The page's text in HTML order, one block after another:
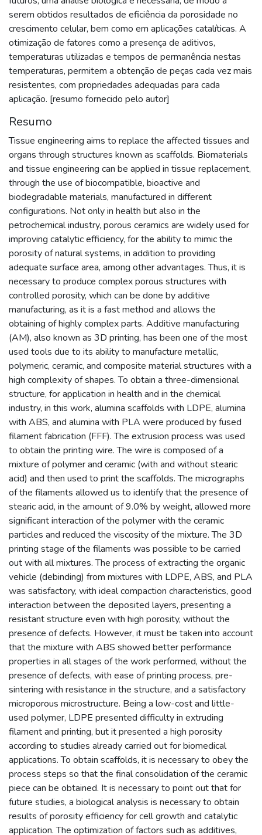
serem obtidos resultados de eficiência da porosidade no
crescimento celular, bem como em aplicações catalíticas. A
otimização de fatores como a presença de aditivos,
temperaturas utilizadas e tempos de permanência nestas
temperaturas, permitem a obtenção de peças cada vez mais
resistentes, com propriedades adequadas para cada
aplicação. [resumo fornecido pelo autor]
Resumo
Tissue engineering aims to replace the affected tissues and
organs through structures known as scaffolds. Biomaterials
and tissue engineering can be applied in tissue replacement,
through the use of biocompatible, bioactive and
biodegradable materials, manufactured in different
configurations. Not only in health but also in the
petrochemical industry, porous ceramics are widely used for
improving catalytic efficiency, for the ability to mimic the
porosity of natural systems, in addition to providing
adequate surface area, among other advantages. Thus, it is
necessary to produce complex porous structures with
controlled porosity, which can be done by additive
manufacturing, as it is a fast method and allows the
obtaining of highly complex parts. Additive manufacturing
(AM), also known as 3D printing, has been one of the most
used tools due to its ability to manufacture metallic,
polymeric, ceramic, and composite material structures with a
high complexity of shapes. To obtain a three-dimensional
structure, for application in health and in the chemical
industry, in this work, alumina scaffolds with LDPE, alumina
with ABS, and alumina with PLA were produced by fused
filament fabrication (FFF). The extrusion process was used
to obtain the printing wire. The wire is composed of a
mixture of polymer and ceramic (with and without stearic
acid) and then used to print the scaffolds. The micrographs
of the filaments allowed us to identify that the presence of
stearic acid, in the amount of 9.0% by weight, allowed more
significant interaction of the polymer with the ceramic
particles and reduced the viscosity of the mixture. The 3D
printing stage of the filaments was possible to be carried
out with all mixtures. The process of extracting the organic
vehicle (debinding) from mixtures with LDPE, ABS, and PLA
was satisfactory, with ideal compaction characteristics, good
interaction between the deposited layers, presenting a
resistant structure even with high porosity, without the
presence of defects. However, it must be taken into account
that the mixture with ABS showed better performance
properties in all stages of the work performed, without the
presence of defects, with ease of printing process, pre-
sintering with resistance in the structure, and a satisfactory
microporous microstructure. Being a low-cost and little-
used polymer, LDPE presented difficulty in extruding
filament and printing, but it presented a high porosity
according to studies already carried out for biomedical
applications. To obtain scaffolds, it is necessary to obey the
process steps so that the final consolidation of the ceramic
piece can be obtained. It is necessary to point out that for
future studies, a biological analysis is necessary to obtain
results of porosity efficiency for cell growth and catalytic
application. The optimization of factors such as additives,